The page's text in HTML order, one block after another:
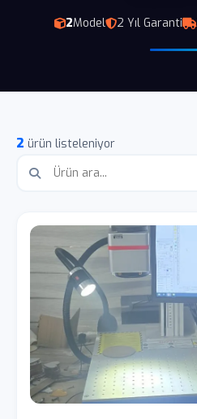
2Model 2 Yıl Garanti
2 ürün listeleniyor